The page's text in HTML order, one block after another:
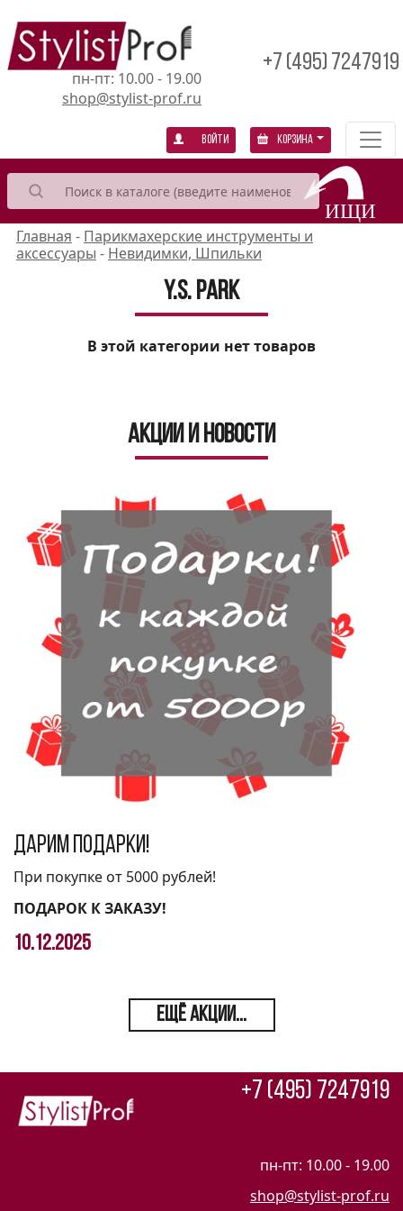
пн-пт: 10.00 - 19.00
shop@stylist-prof.ru
+7 (495) 7247919
Войти Корзина
Главная - Парикмахерские инструменты и
аксессуары - Невидимки, Шпильки
Y.S. Park
В этой категории нет товаров
Акции и новости
Дарим подарки!
При покупке от 5000 рублей!
ПОДАРОК К ЗАКАЗУ!
10.12.2025
ЕЩЁ АКЦИИ...
+7 (495) 7247919
пн-пт: 10.00 - 19.00
shop@stylist-prof.ru